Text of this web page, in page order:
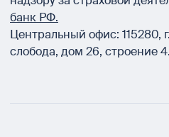
банк РФ.
Центральный офис: 115280,
слобода, дом 26, строение 4.